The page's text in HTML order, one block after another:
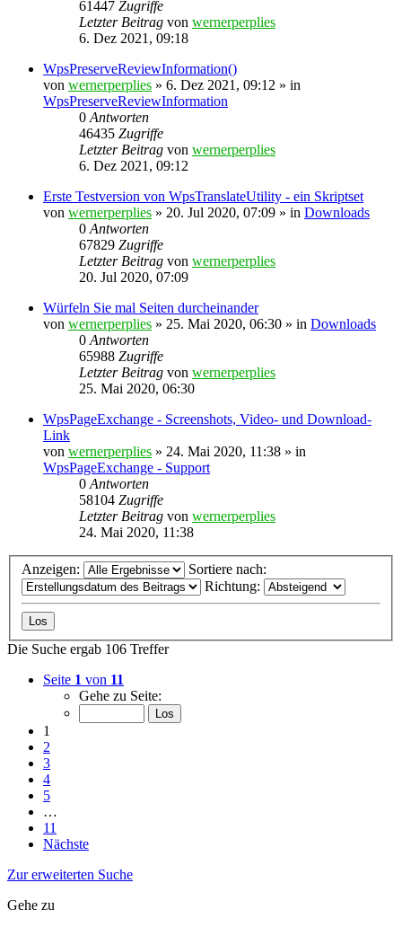
61447 Zugriffe
Letzter Beitrag von wernerperplies
6. Dez 2021, 09:18
WpsPreserveReviewInformation()
von wernerperplies » 6. Dez 2021, 09:12 » in
WpsPreserveReviewInformation
0 Antworten
46435 Zugriffe
Letzter Beitrag von wernerperplies
6. Dez 2021, 09:12
Erste Testversion von WpsTranslateUtility - ein Skriptset
von wernerperplies » 20. Jul 2020, 07:09 » in Downloads
0 Antworten
67829 Zugriffe
Letzter Beitrag von wernerperplies
20. Jul 2020, 07:09
Würfeln Sie mal Seiten durcheinander
von wernerperplies » 25. Mai 2020, 06:30 » in Downloads
0 Antworten
65988 Zugriffe
Letzter Beitrag von wernerperplies
25. Mai 2020, 06:30
WpsPageExchange - Screenshots, Video- und Download-
Link
von wernerperplies » 24. Mai 2020, 11:38 » in
WpsPageExchange - Support
0 Antworten
58104 Zugriffe
Letzter Beitrag von wernerperplies
24. Mai 2020, 11:38
Anzeigen:
Sortiere nach:
Richtung:
Die Suche ergab 106 Treffer
Seite 1 von 11
Gehe zu Seite:
1
2
3
4
5
…
11
Nächste
Zur erweiterten Suche
Gehe zu